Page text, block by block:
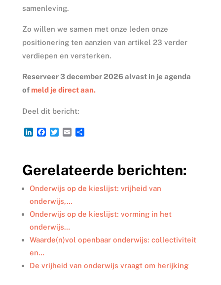
samenleving.
Zo willen we samen met onze leden onze
positionering ten aanzien van artikel 23 verder
verdiepen en versterken.
Reserveer 3 december 2026 alvast in je agenda
of meld je direct aan.
Deel dit bericht:
L
e
d
I
n
F
b
o
o
k
T
t
e
r
E
l
D
n
Gerelateerde berichten:
Onderwijs op de kieslijst: vrijheid van
onderwijs,…
Onderwijs op de kieslijst: vorming in het
onderwijs…
Waarde(n)vol openbaar onderwijs: collectiviteit
en…
De vrijheid van onderwijs vraagt om herijking